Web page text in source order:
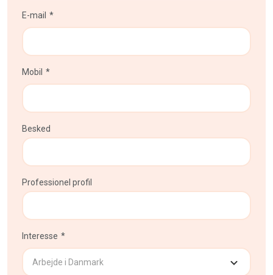
E-mail
Mobil
Besked
Professionel profil
Interesse